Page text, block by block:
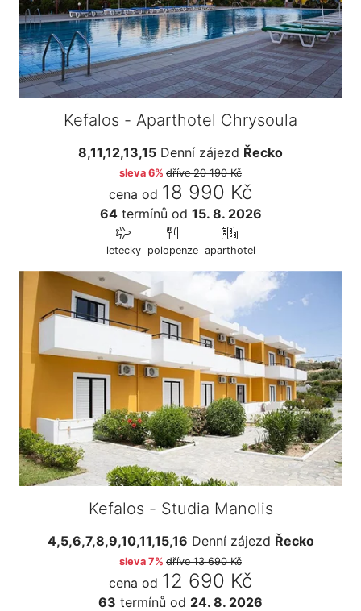
Kefalos - Aparthotel Chrysoula
8,11,12,13,15 Denní zájezd Řecko
sleva 6% dříve20 190 Kč
cena od 18 990 Kč
64termínů od 15. 8. 2026
letecky polopenze aparthotel
Kefalos - Studia Manolis
4,5,6,7,8,9,10,11,15,16 Denní zájezd Řecko
sleva 7% dříve13 690 Kč
cena od 12 690 Kč
63 termínů od 24. 8. 2026